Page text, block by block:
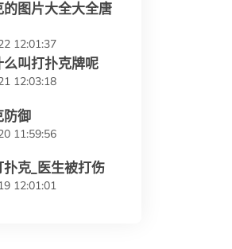
的图片大全大全唐
12:01:37
么叫打扑克牌呢
12:03:18
防御
11:59:56
扑克_医生被打伤
12:01:01